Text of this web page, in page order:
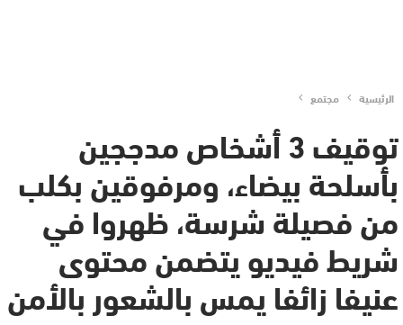
الرئيسية مجتمع
توقيف 3 أشخاص مدججين
بأسلحة بيضاء، ومرفوقين بكلب
من فصيلة شرسة، ظهروا في
شريط فيديو يتضمن محتوى
عنيفا زائفا يمس بالشعور بالأمن